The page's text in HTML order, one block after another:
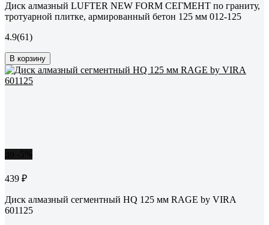
Диск алмазный LUFTER NEW FORM СЕГМЕНТ по граниту,
тротуарной плитке, армированный бетон 125 мм 012-125
4.9(61)
В корзину
439 ₽
Диск алмазный сегментный HQ 125 мм RAGE by VIRA
601125